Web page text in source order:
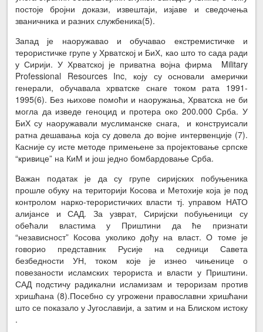
постоје бројни докази, извештаји, изјаве и сведочења
званичника и разних службеника(5).
Запад је наоружавао и обучавао екстремистичке и
терористичке групе у Хрватској и БиХ, као што то сада ради
у Сирији. У Хрватској је приватна војна фирма Military
Professional Resources Inc, коју су основали амерички
генерали, обучавала хрватске снаге током рата 1991-
1995(6). Без њихове помоћи и наоружања, Хрватска не би
могла да изведе геноцид и протера око 200.000 Срба. У
БиХ су наоружавали муслиманске снага, и конструисали
ратна дешавања која су довела до војне интервенције (7).
Касније су исте методе примењене за пројектовање српске
“кривице” на КиМ и још једно бомбардовање Срба.
Важан податак је да су групе сиријских побуњеника
прошле обуку на територији Косова и Метохије која је под
контролом нарко-терористичких власти тј. управом НАТО
алијансе и САД. За узврат, Сиријски побуњеници су
обећали властима у Приштини да ће признати
“независност” Косова уколико дођу на власт. О томе је
говорио представник Русије на седници Савета
безбедности УН, током које је изнео чињенице о
повезаности исламских терориста и власти у Приштини.
САД подстичу радикални исламизам и тероризам против
хришћана (8).Посебно су угрожени православни хришћани
што се показало у Југославији, а затим и на Блиском истоку
.